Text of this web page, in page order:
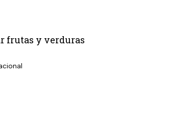
frutas y verduras